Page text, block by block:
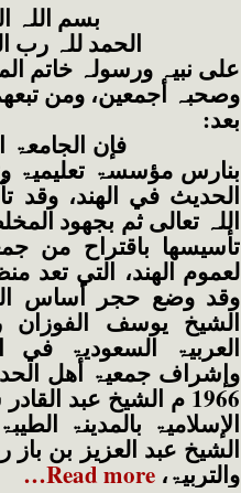
بسم اللہ
الحمد للہ رب
علی نبیہ ورسولہ خاتم
وصحبہ أجمعین، ومن
بعد:
فإن الجامعۃ
بنارس مؤسسۃ تعلیمیۃ
الحدیث في الھند،
اللہ تعالی ثم بجھود
تأسیسھا باقتراح من
لعموم الھند، التي تعد
الشیخ یوسف الفوزان
العربیۃ السعودیۃ في
وإشراف جمعیۃ أھل
1966 م الشیخ عبد
الإسلامیۃ بالمدینۃ
الشیخ عبد العزیز بن باز
والتربیۃ، Read more…